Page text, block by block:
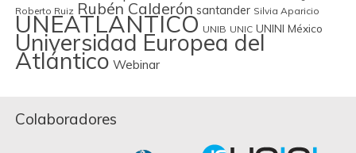
Roberto Ruiz Rubén Calderón santander Silvia Aparicio
UNEATLANTICO UNIB UNIC UNINI México
Universidad Europea del
Atlántico Webinar
Colaboradores